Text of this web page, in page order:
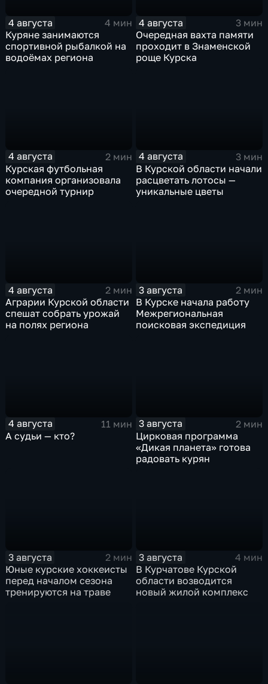
4 августа
4 мин
Куряне занимаются
спортивной рыбалкой на
водоёмах региона
4 августа
3 мин
Очередная вахта памяти
проходит в Знаменской
роще Курска
4 августа
2 мин
Курская футбольная
компания организовала
очередной турнир
4 августа
3 мин
В Курской области начали
расцветать лотосы —
уникальные цветы
4 августа
2 мин
Аграрии Курской области
спешат собрать урожай
на полях региона
3 августа
2 мин
В Курске начала работу
Межрегиональная
поисковая экспедиция
4 августа
11 мин
А судьи — кто?
3 августа
2 мин
Цирковая программа
«Дикая планета» готова
радовать курян
3 августа
2 мин
Юные курские хоккеисты
перед началом сезона
тренируются на траве
3 августа
4 мин
В Курчатове Курской
области возводится
новый жилой комплекс